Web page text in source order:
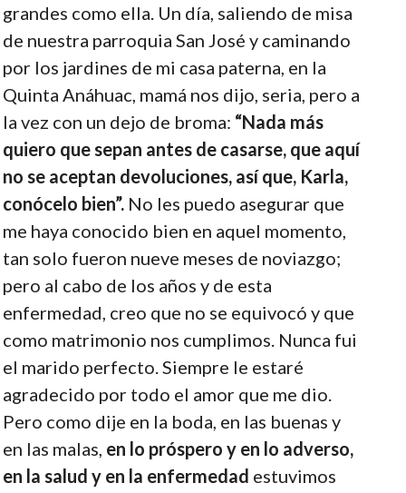
grandes como ella. Un día, saliendo de misa
de nuestra parroquia San José y caminando
por los jardines de mi casa paterna, en la
Quinta Anáhuac, mamá nos dijo, seria, pero a
la vez con un dejo de broma: “Nada más
quiero que sepan antes de casarse, que aquí
no se aceptan devoluciones, así que, Karla,
conócelo bien”.No les puedo asegurar que
me haya conocido bien en aquel momento,
tan solo fueron nueve meses de noviazgo;
pero al cabo de los años y de esta
enfermedad, creo que no se equivocó y que
como matrimonio nos cumplimos. Nunca fui
el marido perfecto. Siempre le estaré
agradecido por todo el amor que me dio.
Pero como dije en la boda, en las buenas y
en las malas, en lo próspero y en lo adverso,
en la salud y en la enfermedad estuvimos